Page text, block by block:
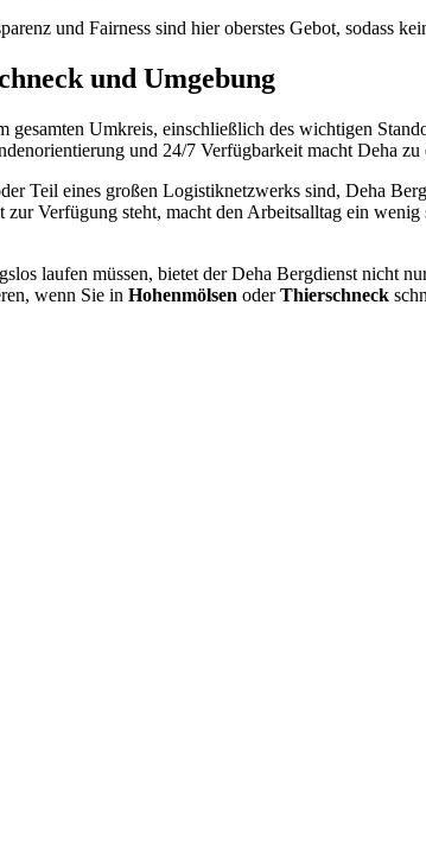
und Fairness sind hier oberstes Gebot, sodass
und Umgebung
gesamten Umkreis, einschließlich des wichtigen
und 24/7 Verfügbarkeit macht Deha
Teil eines großen Logistiknetzwerks sind, Deha
Verfügung steht, macht den Arbeitsalltag ein
laufen müssen, bietet der Deha Bergdienst nicht
wenn Sie in Hohenmölsen oderThierschneck